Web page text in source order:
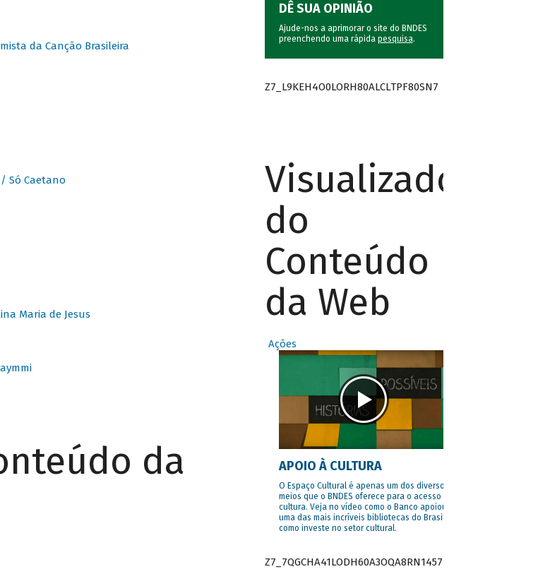
da Canção Brasileira
/ Só Caetano
Maria de Jesus
da
DÊ SUA OPINIÃO
Ajude-nos a aprimorar o site do BNDES
preenchendo uma rápida pesquisa.
Z7_L9KEH4O0LORH80ALCLTPF80SN7
Visualizador
do
Conteúdo
da Web
Ações
APOIO À CULTURA
O Espaço Cultural é apenas um dos diversos
meios que o BNDES oferece para o acesso à
cultura. Veja no vídeo como o Banco apoiou
uma das mais incríveis bibliotecas do Brasil e
como investe no setor cultural.
Z7_7QGCHA41LODH60A3OQA8RN1457